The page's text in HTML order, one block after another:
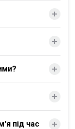
під час